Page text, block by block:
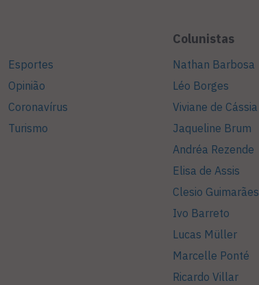
Esportes
Opinião
Coronavírus
Turismo
Colunistas
Nathan Barbosa
Léo Borges
Viviane de Cássia
Jaqueline Brum
Andréa Rezende
Elisa de Assis
Clesio Guimarães
Ivo Barreto
Lucas Müller
Marcelle Ponté
Ricardo Villar